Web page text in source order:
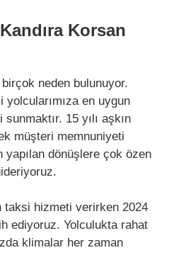
Korsan
neden bulunuyor.
en uygun
15 yılı aşkın
müşteri memnuniyeti
yapılan dönüşlere çok özen
taksi hizmeti verirken 2024
ediyoruz. Yolculukta rahat
klimalar her zaman